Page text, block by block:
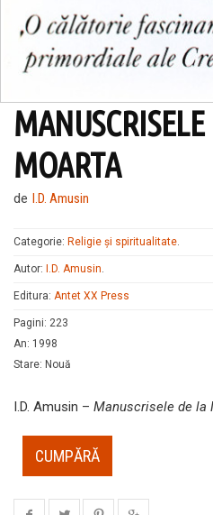
MOARTA
de I.D. Amusin
Categorie: Religie și spiritualitate.
Autor: I.D. Amusin.
Editura: Antet XX Press
Pagini: 223
An: 1998
Stare: Nouă
I.D. Amusin – Manuscrisele de la
CUMPĂRĂ